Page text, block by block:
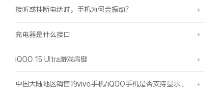
接听或挂断电话时，手机为何会振动？
充电器是什么接口
iQOO 15 Ultra游戏肩键
中国大陆地区销售的vivo手机/iQOO手机是否支持显示国外号码的归属地信息？